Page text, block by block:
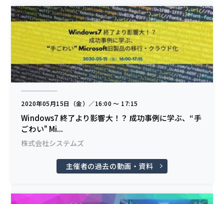
2020年05月15日（金）／16:00 〜 17:15
Windows7 終了より影響大！？ 成功事例に学ぶ、“手
ごわい” Mi...
株式会社システムズ
主催者の過去の動画・資料